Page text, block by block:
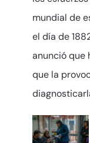
mundial de
el día de
anunció que
que la